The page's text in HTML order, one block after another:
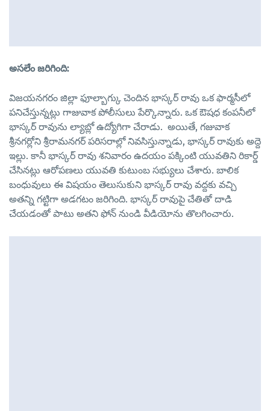
అసలేం జరిగింది:
విజయనగరం జిల్లా ఫూల్బాగ్కు చెందిన భాస్కర్ రావు ఒక ఫార్మసీలో
పనిచేస్తున్నట్లు గాజువాక పోలీసులు పేర్కొన్నారు. ఒక ఔషధ కంపనీలో
భాస్కర్ రావును ల్యాబ్లో ఉద్యోగిగా చేరాడు. అయితే, గజువాక
శ్రీనగర్లోని శ్రీరామనగర్ పరిసరాల్లో నివసిస్తున్నాడు, భాస్కర్ రావుకు అద్దె
ఇల్లు. కానీ భాస్కర్ రావు శనివారం ఉదయం పక్కింటి యువతిని రికార్డ్
చేసినట్లు ఆరోపణలు యువతి కుటుంబ సభ్యులు చేశారు. బాలిక
బంధువులు ఈ విషయం తెలుసుకుని భాస్కర్ రావు వద్దకు వచ్చి
అతన్ని గట్టిగా అడగటం జరిగింది. భాస్కర్ రావుపై చేతితో దాడి
చేయడంతో పాటు అతని ఫోన్ నుండి వీడియోను తొలగించారు.